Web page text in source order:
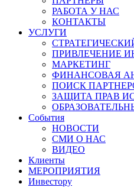
РАБОТА У НАС
КОНТАКТЫ
УСЛУГИ
ПРИВЛЕЧЕНИЕ
МАРКЕТИНГ
ФИНАНСОВАЯ
ПОИСК
ЗАЩИТА ПРАВ
События
НОВОСТИ
СМИ О НАС
ВИДЕО
Клиенты
МЕРОПРИЯТИЯ
Инвестору